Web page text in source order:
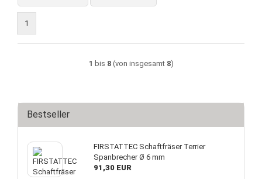
1
1 bis 8(von insgesamt 8)
Bestseller
FIRSTATTEC Schaftfräser Terrier
Spanbrecher Ø 6 mm
91,30 EUR